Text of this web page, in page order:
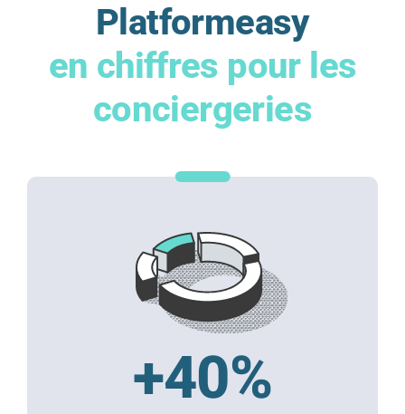
Platformeasy
en chiffres pour les
conciergeries
+40%